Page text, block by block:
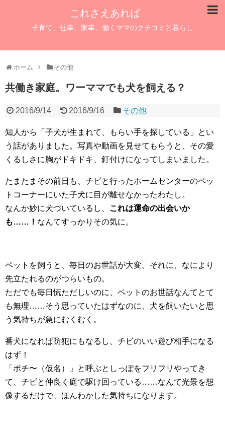
これさえあれば
子育て、仕事、家事。働くママのクチコミと暮らし
ホーム その他
共働き家庭。ワーママでも犬を飼える？
2016/9/14 2016/9/16 その他
知人から「子犬が生まれて、もらい手を探している」とい
う話がありました。写真や動画を見せてもらうと、その愛
くるしさに胸がドキドキ、釘付けになってしまいました。
たまたまその前日も、チビと行ったホームセンターのペッ
トコーナーにいた子犬に目が離せなかったわたし。
なんか妙に犬づいているし、 これは運命の出会いか
も……！ なんてすっかりその気に。
ペットを飼うと、毎日のお世話が大変。それに、なにより
先立たれるのがつらいもの。
ただでも毎日慌ただしいのに、ペットのお世話なんてとて
も無理……そう思っていたはずなのに、犬を飼いたいと思
う気持ちが急にむくむく。
番犬になれば防犯にもなるし、チビのいい遊び相手になる
はず！
「ポチ〜（仮名）」と呼ぶとしっぽをフリフリやってき
て、チビと仲良く庭で駆け回っている……なんて光景を想
像するだけで、ほんわかした気持ちになります。